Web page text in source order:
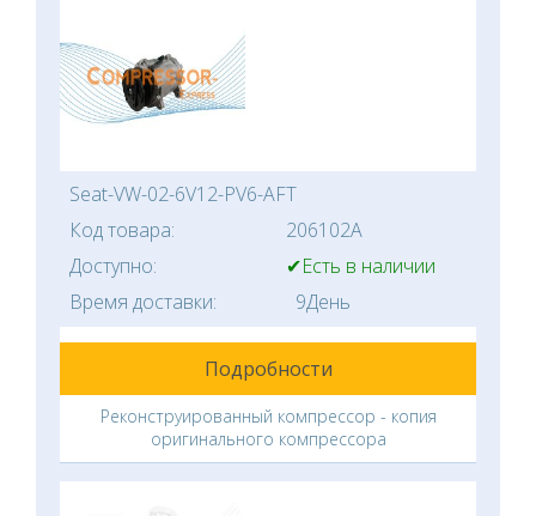
Seat-VW-02-6V12-PV6-AFT
Код товара:
206102A
Доступно:
✔Есть в наличии
Время доставки:
9День
Подробности
Реконструированный компрессор - копия
оригинального компрессора